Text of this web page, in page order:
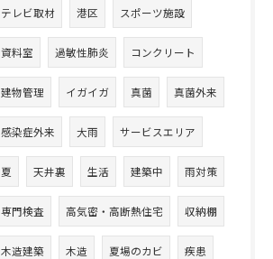
テレビ取材 港区 スポーツ施設
資料室 過敏性肺炎 コンクリート
建物管理 イガイガ 真菌 真菌外来
感染症外来 大雨 サービスエリア
夏 天井裏 生活 建築中 雨対策
専門検査 高気密・高断熱住宅 収納棚
木造建築 木造 夏場のカビ 疾患